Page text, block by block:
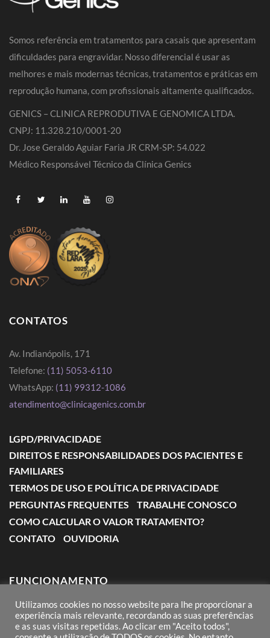
Somos referência em tratamentos para casais que apresentam
dificuldades para engravidar. Nosso diferencial é usar as
melhores e mais modernas técnicas, tratamentos e práticas em
reprodução humana, com profissionais altamente qualificados.
GENICS – CLINICA REPRODUTIVA E GENOMICA LTDA.
CNPJ: 11.328.210/0001-20
Dr. Jose Geraldo Aguiar Faria JR CRM-SP: 54.022
Médico Responsável Técnico da Clínica Genics
CONTATOS
Av. Indianópolis, 171
Telefone: (11) 5053-6110
WhatsApp: (11) 99312-1086
atendimento@clinicagenics.com.br
LGPD/PRIVACIDADE
DIREITOS E RESPONSABILIDADES DOS PACIENTES E
FAMILIARES
TERMOS DE USO E POLÍTICA DE PRIVACIDADE
PERGUNTAS FREQUENTES
TRABALHE CONOSCO
COMO CALCULAR O VALOR TRATAMENTO?
CONTATO
OUVIDORIA
FUNCIONAMENTO
Segunda a Sexta: das 7:00 às 18:00
Sábado: das 8:00 às 12:00
Utilizamos cookies no nosso website para lhe proporcionar a
experiência mais relevante, recordando as suas preferências
e as suas visitas repetidas. Ao clicar em "Aceito todos",